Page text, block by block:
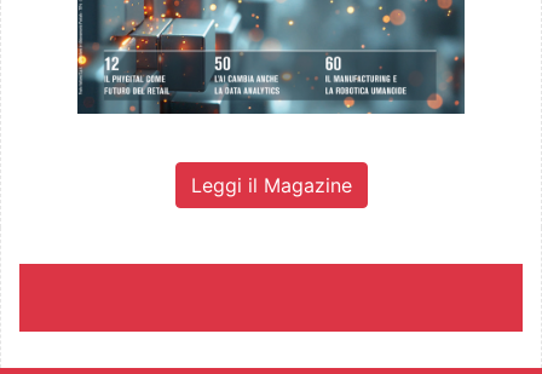
Leggi il Magazine